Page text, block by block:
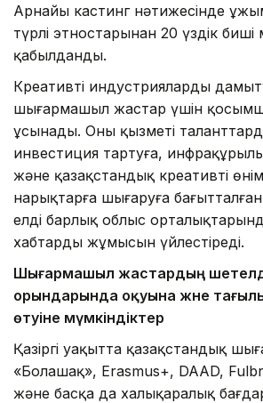
Арнайы кастинг нәтижесінде
түрлі этностарынан 20 үздік
қабылданды.
Креативті индустрияларды
шығармашыл жастар үшін
ұсынады. Оның қызметі
инвестиция тартуға,
және қазақстандық креативті
нарықтарға шығаруға
елдің барлық облыс
хабтардың жұмысын үйлестіреді.
Шығармашыл жастардың
орындарында оқуына және
өтуіне мүмкіндіктер
Қазіргі уақытта қазақстандық
«Болашақ», Erasmus+, DAAD,
және басқа да халықаралық